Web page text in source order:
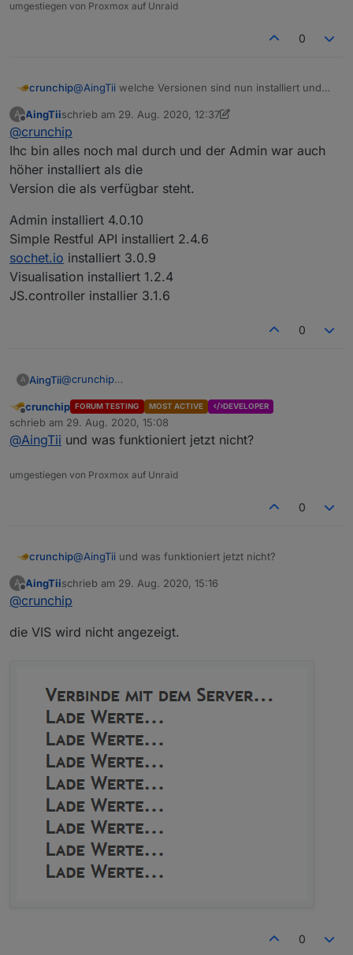
vielleicht hat ha einer eine Idee?
umgestiegen von Proxmox auf Unraid
0
crunchip@AingTii welche Versionen sind nun installiert und
A AingTiischrieb am 29. Aug. 2020, 12:37
zuletzt editiert von AingTii
@crunchip
Ihc bin alles noch mal durch und der Admin war auch
höher installiert als die
Version die als verfügbar steht.
Admin installiert 4.0.10
Simple Restful API installiert 2.4.6
sochet.io installiert 3.0.9
Visualisation installiert 1.2.4
JS.controller installier 3.1.6
0
A AingTii@crunchip
höher installiert als die
Version die als verfügbar steht.
Admin installiert 4.0.10
Simple Restful API installiert 2.4.6
sochet.io installiert 3.0.9
JS.controller installier 3.1.6
Offline
crunchip FORUM TESTING MOST ACTIVE DEVELOPER
schrieb am 29. Aug. 2020, 15:08
zuletzt editiert von
@AingTii und was funktioniert jetzt nicht?
umgestiegen von Proxmox auf Unraid
0
crunchip@AingTii und was funktioniert jetzt nicht?
A AingTiischrieb am 29. Aug. 2020, 15:16
zuletzt editiert von
@crunchip
die VIS wird nicht angezeigt.
0